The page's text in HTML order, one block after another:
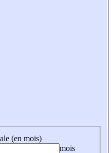
(en mois)
mois